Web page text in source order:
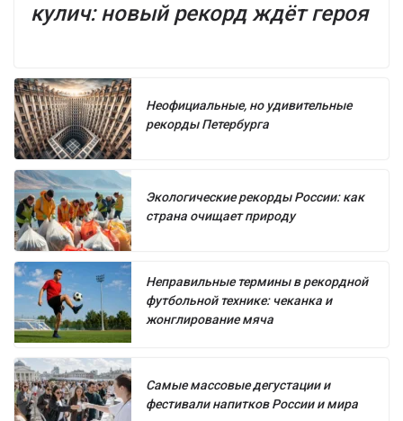
кулич: новый рекорд ждёт героя
Неофициальные, но удивительные
рекорды Петербурга
Экологические рекорды России: как
страна очищает природу
Неправильные термины в рекордной
футбольной технике: чеканка и
жонглирование мяча
Самые массовые дегустации и
фестивали напитков России и мира